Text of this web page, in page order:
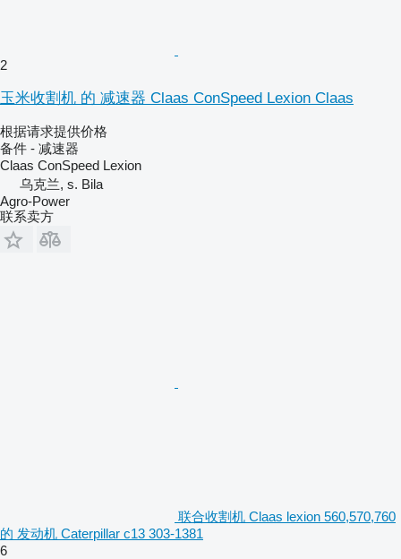
2
玉米收割机 的 减速器 Claas ConSpeed Lexion Claas
根据请求提供价格
备件 - 减速器
Claas ConSpeed Lexion
乌克兰, s. Bila
Agro-Power
联系卖方
联合收割机 Claas lexion 560,570,760
的 发动机 Caterpillar c13 303-1381
6